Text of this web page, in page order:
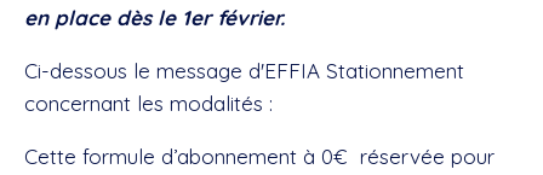
en place dès le 1er février.
Ci-dessous le message d'EFFIA Stationnement
concernant les modalités :
Cette formule d’abonnement à 0€ réservée pour